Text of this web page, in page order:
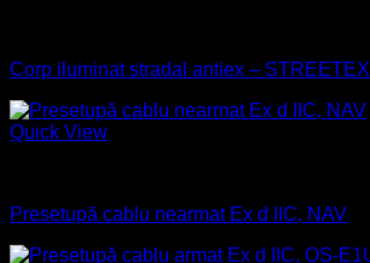
Corp iluminat stradal antiex – STREETEX
Quick View
Presetupă cablu nearmat Ex d IIC, NAV